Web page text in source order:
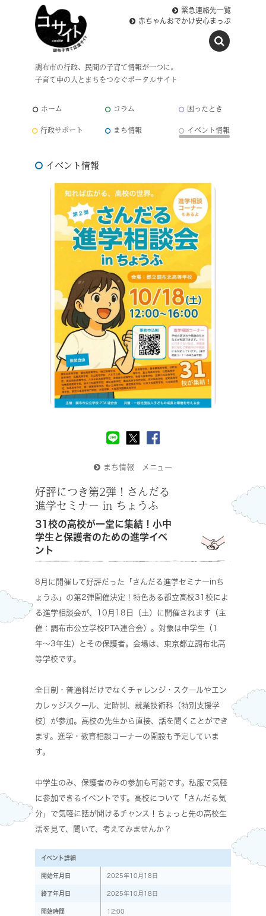
調布市の行政、民間の子育て情報が一つに。
子育て中の人とまちをつなぐポータルサイト
緊急連絡先一覧
赤ちゃんおでかけ安心まっぷ
ホーム コラム
困ったとき
行政サポート
まち情報 イベント情報
イベント情報
まち情報 メニュー
好評につき第2弾！さんだる
進学セミナー in ちょうふ
31校の高校が一堂に集結！小中
学生と保護者のための進学イベ
ント
8月に開催して好評だった「さんだる進学セミナーinち
ょうふ」の第2弾開催決定！特色ある都立高校31校によ
る進学相談会が、10月18日（土）に開催されます（主
催：調布市公立学校PTA連合会）。対象は中学生（1
年〜3年生）とその保護者。会場は、東京都立調布北高
等学校です。
全日制・普通科だけでなくチャレンジ・スクールやエン
カレッジスクール、定時制、就業技術科（特別支援学
校）が参加。高校の先生から直接、話を聞くことができ
ます。進学・教育相談コーナーの開設も予定していま
す。
中学生のみ、保護者のみの参加も可能です。私服で気軽
に参加できるイベントです。高校について「さんだる気
分」で気軽に話が聞けるチャンス！ちょっと先の高校生
活を見て、聞いて、考えてみませんか？
イベント詳細
開始年月日 2025年10月18日
終了年月日 2025年10月18日
開始時間 12:00